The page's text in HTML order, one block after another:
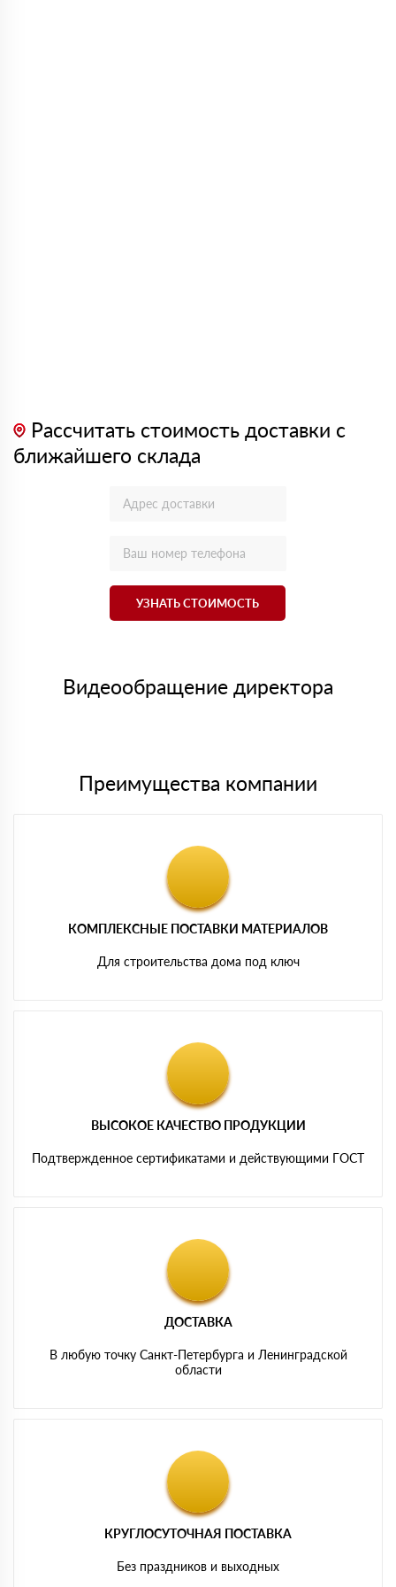
Рассчитать стоимость доставки с
ближайшего склада
УЗНАТЬ СТОИМОСТЬ
Видеообращение директора
Преимущества компании
КОМПЛЕКСНЫЕ ПОСТАВКИ МАТЕРИАЛОВ
Для строительства дома под ключ
ВЫСОКОЕ КАЧЕСТВО ПРОДУКЦИИ
Подтвержденное сертификатами и действующими ГОСТ
ДОСТАВКА
В любую точку Санкт-Петербурга и Ленинградской
области
КРУГЛОСУТОЧНАЯ ПОСТАВКА
Без праздников и выходных